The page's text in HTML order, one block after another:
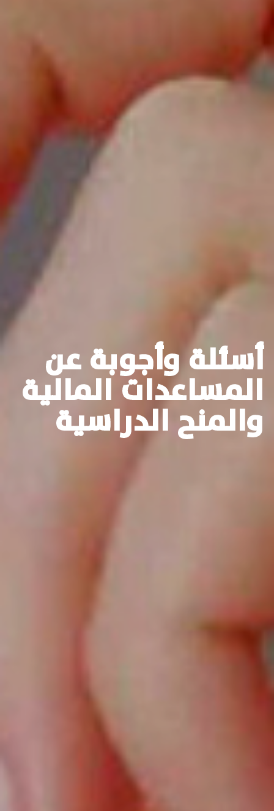
أسئلة وأجوبة عن
المساعدات المالية
والمنح الدراسية